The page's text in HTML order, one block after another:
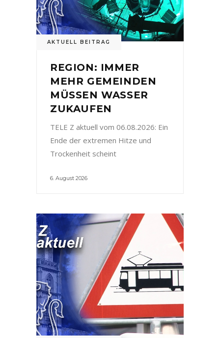
AKTUELL BEITRAG
REGION: IMMER
MEHR GEMEINDEN
MÜSSEN WASSER
ZUKAUFEN
TELE Z aktuell vom 06.08.2026: Ein
Ende der extremen Hitze und
Trockenheit scheint
6. August 2026